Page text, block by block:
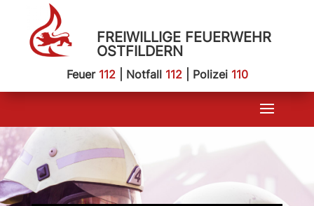
FREIWILLIGE FEUERWEHR
OSTFILDERN
Feuer 112| Notfall 112| Polizei 110